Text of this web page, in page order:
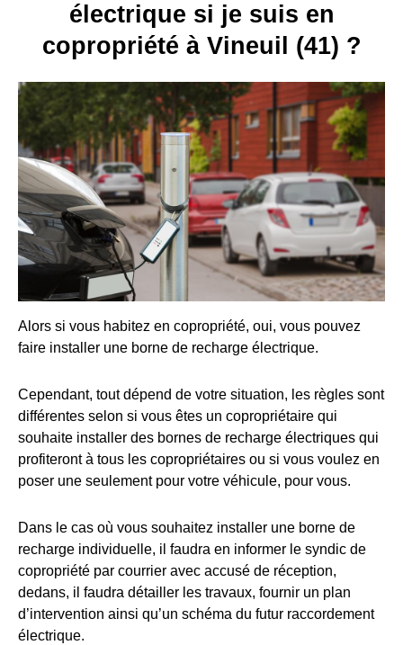
électrique si je suis en
copropriété à Vineuil (41) ?
Alors si vous habitez en copropriété, oui, vous pouvez
faire installer une borne de recharge électrique.
Cependant, tout dépend de votre situation, les règles sont
différentes selon si vous êtes un copropriétaire qui
souhaite installer des bornes de recharge électriques qui
profiteront à tous les copropriétaires ou si vous voulez en
poser une seulement pour votre véhicule, pour vous.
Dans le cas où vous souhaitez installer une borne de
recharge individuelle, il faudra en informer le syndic de
copropriété par courrier avec accusé de réception,
dedans, il faudra détailler les travaux, fournir un plan
d’intervention ainsi qu’un schéma du futur raccordement
électrique.